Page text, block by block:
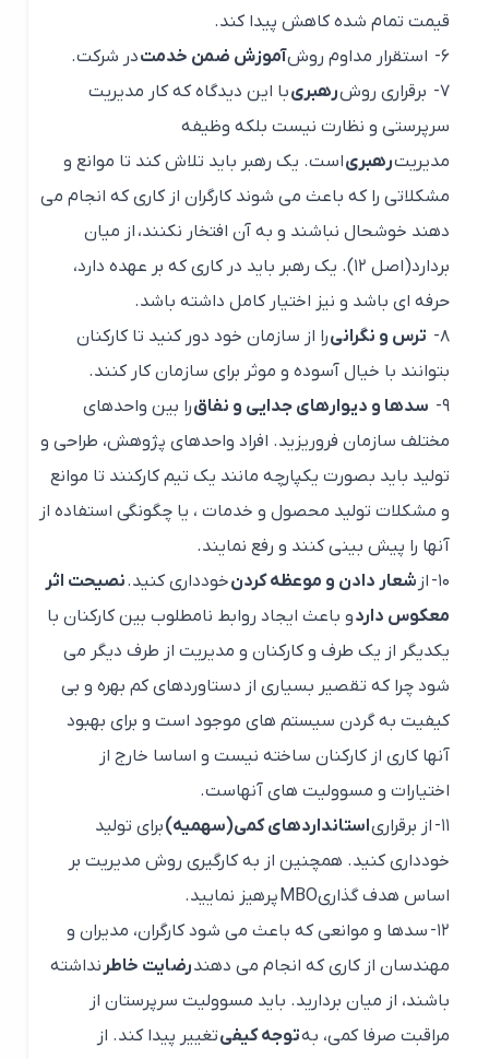
قیمت تمام شده کاهش پیدا کند.
استقرار مداوم روش آموزش ضمن خدمتدر شرکت.
برقراری روش رهبریبا این دیدگاه که کار مدیریت
سرپرستی و نظارت نیست بلکه وظیفه
مدیریترهبریاست. یک رهبر باید تلاش کند تا موانع و
مشکلاتی را که باعث می شوند کارگران از کاری که انجام می
دهند خوشحال نباشند و به آن افتخار نکنند، از میان
بردارد(اصل ۱۲). یک رهبر باید در کاری که بر عهده دارد،
حرفه ای باشد و نیز اختیار کامل داشته باشد.
ترس و نگرانیرا از سازمان خود دور کنید تا کارکنان
بتوانند با خیال آسوده و موثر برای سازمان کار کنند.
سدها و دیوارهای جدایی و نفاقرا بین واحدهای
مختلف سازمان فروریزید. افراد واحدهای پژوهش، طراحی و
تولید باید بصورت یکپارچه مانند یک تیم کارکنند تا موانع
و مشکلات تولید محصول و خدمات ، یا چگونگی استفاده از
آنها را پیش بینی کنند و رفع نمایند.
شعار دادن و موعظه کردنخودداری کنید.نصیحت اثر
معکوس دارد و باعث ایجاد روابط نامطلوب بین کارکنان با
یکدیگر از یک طرف و کارکنان و مدیریت از طرف دیگر می
شود چرا که تقصیر بسیاری از دستاوردهای کم بهره و بی
کیفیت به گردن سیستم های موجود است و برای بهبود
آنها کاری از کارکنان ساخته نیست و اساسا خارج از
اختیارات و مسوولیت های آنهاست.
از برقراریاستانداردهای کمی(سهمیه)برای تولید
خودداری کنید. همچنین از به کارگیری روش مدیریت بر
اساس هدف گذاریMBOپرهیز نمایید.
سدها و موانعی که باعث می شود کارگران، مدیران و
مهندسان از کاری که انجام می دهندرضایت خاطرنداشته
باشند، از میان بردارید. باید مسوولیت سرپرستان از
مراقبت صرفا کمی، بهتوجه کیفیتغییر پیدا کند. از